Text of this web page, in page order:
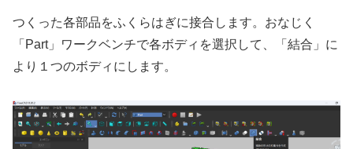
つくった各部品をふくらはぎに接合します。おなじく
「Part」ワークベンチで各ボディを選択して、「結合」に
より１つのボディにします。